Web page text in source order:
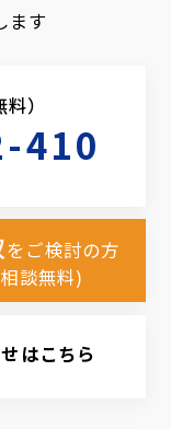
ます
）
410
をご検討の方
談無料)
はこちら